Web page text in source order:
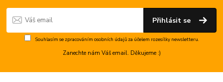
Přihlásit se
Souhlasím se zpracováním osobních údajůza účelem rozesílky newsletteru.
Zanechte nám Váš email. Děkujeme :)